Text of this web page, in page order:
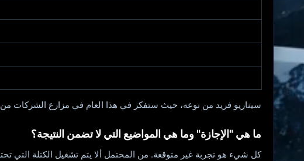
سيناريو فريد من نوعه، حيث ستفكر في هذا العام في مزارع الشركات من 1-2 EH/s أو عمال رئيسيين، والتي تختلف بشكل أساسي عن التباين "اليانصيب".
ما هي "الإجازة" وما هي المواضيع التي لا تضمن النتيجة؟